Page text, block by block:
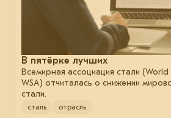
В пятёрке лучших
Всемирная ассоциация стали
WSA) отчиталась о снижении
стали.
сталь отрасль